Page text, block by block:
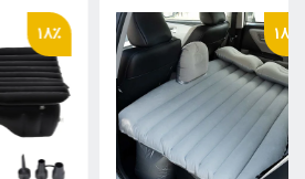
18٪